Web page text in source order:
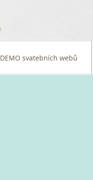
DEMO svatebních webů